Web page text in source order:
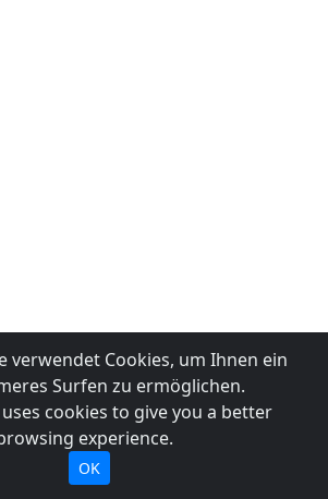
verwendet Cookies, um Ihnen ein
Surfen zu ermöglichen.
cookies to give you a better
experience.
OK